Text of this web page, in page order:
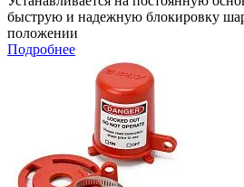
быструю и надежную блокировку
положении
Подробнее